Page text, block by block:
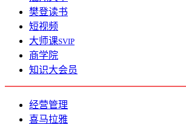
樊登读书
短视频
大师课SVIP
商学院
知识大会员
经营管理
喜马拉雅